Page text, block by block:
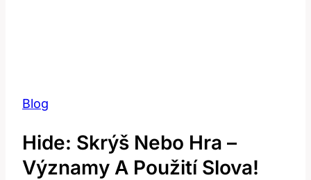
Blog
Hide: Skrýš Nebo Hra –
Významy A Použití Slova!